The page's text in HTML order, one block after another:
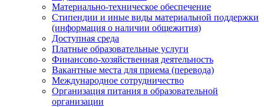
Материально-техническое обеспечение
Стипендии и иные виды материальной поддержки
(информация о наличии общежития)
Доступная среда
Платные образовательные услуги
Финансово-хозяйственная деятельность
Вакантные места для приема (перевода)
Международное сотрудничество
Организация питания в образовательной
организации